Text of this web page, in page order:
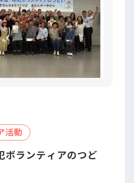
活動
ボランティアのつど